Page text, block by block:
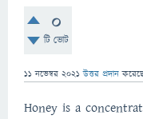
0
টি ভোট
11 নভেম্বর 2021 উত্তর প্রদান
Honey is a